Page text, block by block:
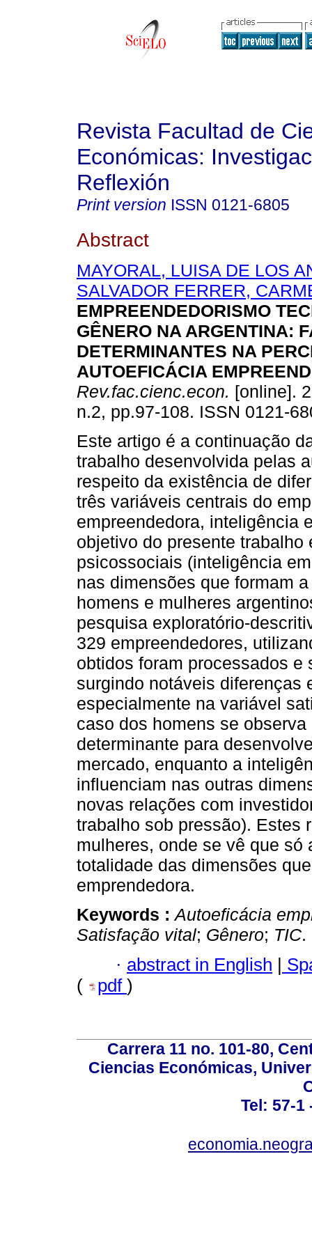
Revista Facultad de
Económicas:
Reflexión
Print version ISSN 0121-6805
Abstract
MAYORAL, LUISA DE LOS
SALVADOR FERRER,
EMPREENDEDORISMO
GÊNERO NA ARGENTINA:
DETERMINANTES NA
AUTOEFICÁCIA
Rev.fac.cienc.econ. [online].
n.2, pp.97-108. ISSN 0121-
Este artigo é a continuação
trabalho desenvolvida pelas
respeito da existência de
três variáveis centrais do
empreendedora, inteligência
objetivo do presente
psicossociais (inteligência
nas dimensões que formam
homens e mulheres
pesquisa exploratório-
329 empreendedores,
obtidos foram processados
surgindo notáveis diferenças
especialmente na variável
caso dos homens se
determinante para
mercado, enquanto a
influenciam nas outras
novas relações com
trabalho sob pressão). Estes
mulheres, onde se vê que
totalidade das dimensões
emprendedora.
Keywords :Autoeficácia
Satisfação vital; Gênero; TIC.
· abstract in English |
(
pdf )
Carrera 11 no. 101-80,
Ciencias Económicas,
Tel: 57-1